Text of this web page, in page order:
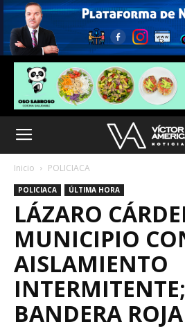
Inicio POLICIACA
POLICIACA ÚLTIMA HORA
LÁZARO
MUNICIPIO
AISLAMIENTO
BANDERA ROJA